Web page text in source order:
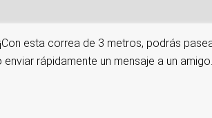
esta correa de 3 metros, podrás
rápidamente un mensaje a un